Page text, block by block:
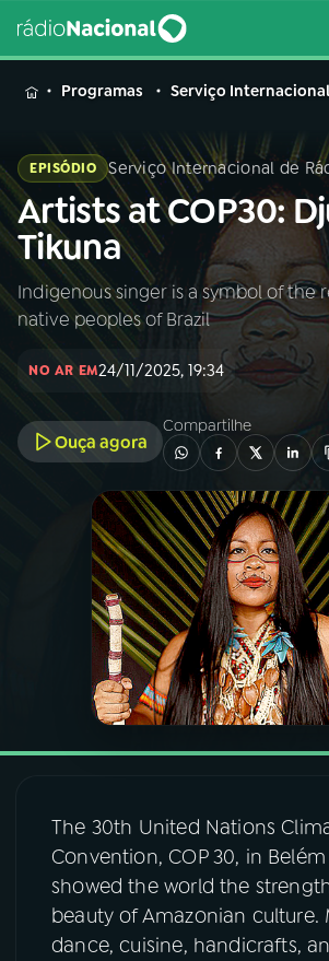
MENU
Buscar
na
Rádio
Nacional
Buscar
AO VIVO
INÍCIO
PROGRAMAÇÃO
PROGRAMAS
PODCASTS
06VIDEOCASTS
07ÚLTIMAS
FESTIVAL DE MÚSICA
Programas Serviço
EPISÓDIO Serviço Internacional de
Artists at COP30:
Tikuna
Indigenous singer is a symbol of the
native peoples of Brazil
NO AR EM24/11/2025, 19:34
Ouça agora
Compartilhe
The 30th United Nations
Convention, COP 30, in
showed the world the
beauty of Amazonian culture.
dance, cuisine, handicrafts,